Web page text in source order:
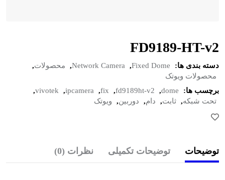
FD9189-HT-v2
دسته بندی ها: Fixed Dome
,
Network Camera
, محصولات,
محصولات ویوتک
برچسب ها:
dome
,
fd9189ht-v2
,
fix
,
ipcamera
,
vivotek
,
تحت شبکه, ثابت, دام, دوربین, ویوتک
توضیحات توضیحات تکمیلی نظرات (0)